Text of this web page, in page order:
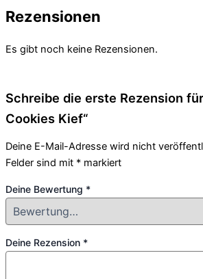
Rezensionen
Es gibt noch keine Rezensionen.
Schreibe die erste Rezension
Cookies Kief“
Deine E-Mail-Adresse wird nicht
Felder sind mit * markiert
Deine Bewertung *
Deine Rezension *